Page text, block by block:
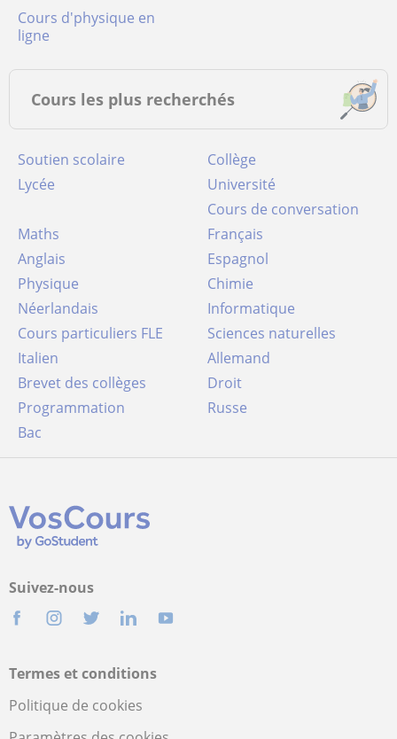
Cours d'physique en
ligne
Cours les plus recherchés
Soutien scolaire
Collège
Lycée
Université
Cours de conversation
Maths
Français
Anglais
Espagnol
Physique
Chimie
Néerlandais
Informatique
Cours particuliers FLE
Sciences naturelles
Italien
Allemand
Brevet des collèges
Droit
Programmation
Russe
Bac
Suivez-nous
Termes et conditions
Politique de cookies